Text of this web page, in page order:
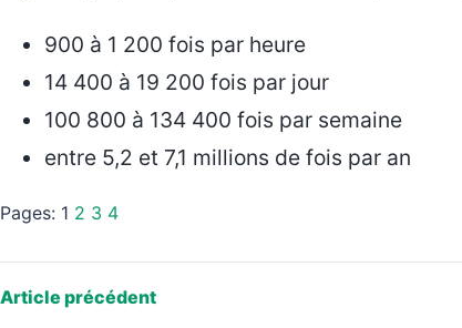
900 à 1 200 fois par heure
14 400 à 19 200 fois par jour
100 800 à 134 400 fois par semaine
entre 5,2 et 7,1 millions de fois par an
Pages: 1 2 3 4
Article précédent